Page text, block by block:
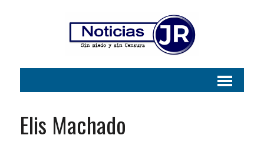
Elis Machado